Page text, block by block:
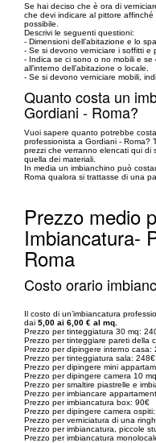
Se hai deciso che è ora di
che devi indicare al pittore
possibile.
Descrivi le seguenti questioni:
- Dimensioni dell’abitazione e lo
- Se si devono verniciare i soffitti e
- Indica se ci sono o no mobili e
all'interno dell’abitazione o locale.
- Se si devono verniciare mobili,
Quanto costa un
Gordiani - Roma?
Vuoi sapere quanto potrebbe
professionista a Gordiani - Roma?
prezzi che verranno elencati qui di
quella dei materiali.
In media un imbianchino può
Roma qualora si trattasse di una
Prezzo medio
Imbiancatura-
Roma
Costo orario
Il costo di un’imbiancatura
dai 5,00 ai 6,00 € al mq.
Prezzo per tinteggiatura 30 mq:
Prezzo per tinteggiare pareti della
Prezzo per dipingere interno casa:
Prezzo per tinteggiatura sala: 248€
Prezzo per dipingere mini
Prezzo per dipingere camera 10
Prezzo per smaltire piastrelle e
Prezzo per imbiancare
Prezzo per imbiancatura box: 90€
Prezzo per dipingere camera
Prezzo per verniciatura di una
Prezzo per imbiancatura, piccole
Prezzo per imbiancatura